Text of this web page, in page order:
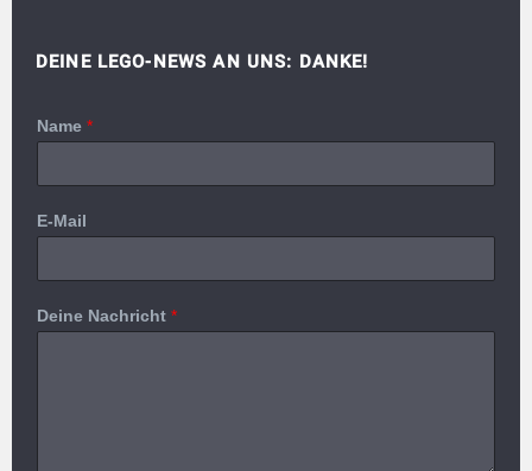
DEINE LEGO-NEWS AN UNS: DANKE!
Name *
E-Mail
Deine Nachricht *